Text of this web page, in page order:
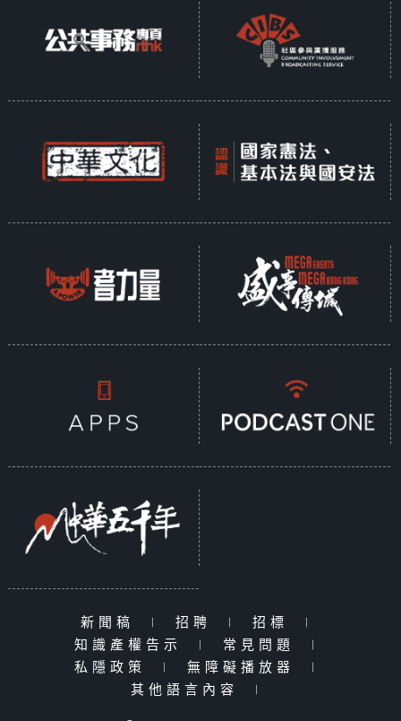
新聞稿 | 招聘 | 招標
|
知識產權告示
| 常見問題
|
私隱政策
| 無障礙播放器
|
其他語言內容
|